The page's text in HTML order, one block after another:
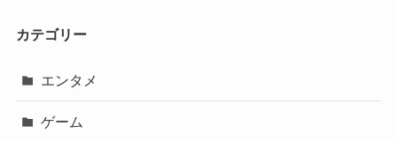
カテゴリー
エンタメ
ゲーム